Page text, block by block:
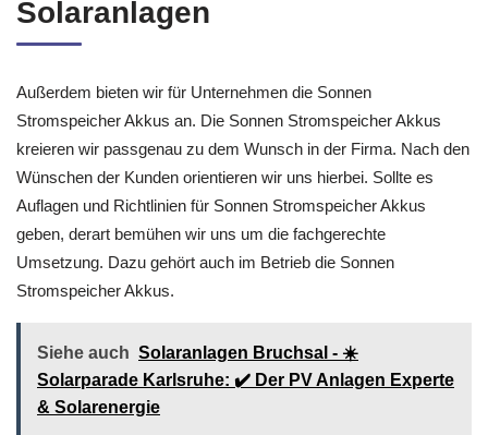
Solaranlagen
Außerdem bieten wir für Unternehmen die Sonnen
Stromspeicher Akkus an. Die Sonnen Stromspeicher Akkus
kreieren wir passgenau zu dem Wunsch in der Firma. Nach den
Wünschen der Kunden orientieren wir uns hierbei. Sollte es
Auflagen und Richtlinien für Sonnen Stromspeicher Akkus
geben, derart bemühen wir uns um die fachgerechte
Umsetzung. Dazu gehört auch im Betrieb die Sonnen
Stromspeicher Akkus.
Siehe auch Solaranlagen Bruchsal - ☀️
Solarparade Karlsruhe: ✔️ Der PV Anlagen Experte
& Solarenergie